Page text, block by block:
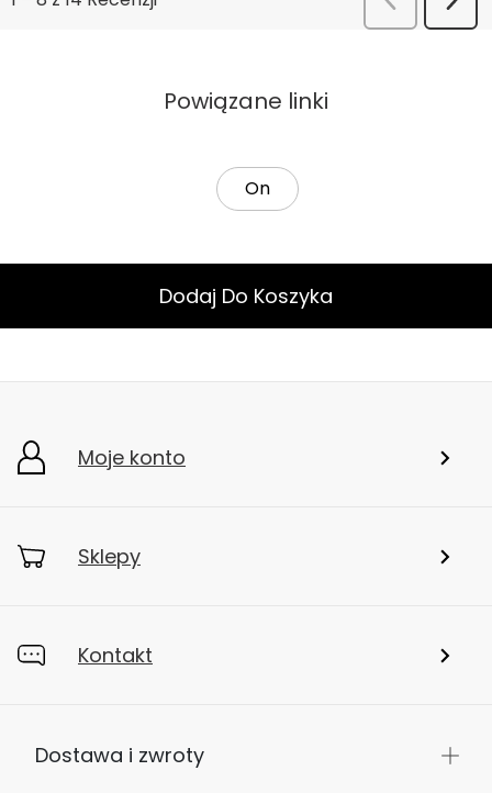
Powiązane linki
On
Dodaj Do Koszyka
Moje konto
Sklepy
Kontakt
Dostawa i zwroty